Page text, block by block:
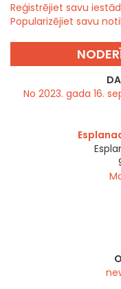
Reģistrējiet savu
Popularizējiet savu
No 2023. gada 16.